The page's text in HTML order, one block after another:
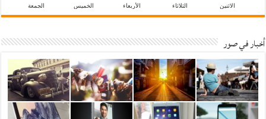
الاثنين الثلاثاء الأربعاء الخميس الجمعة
أخبار في صور